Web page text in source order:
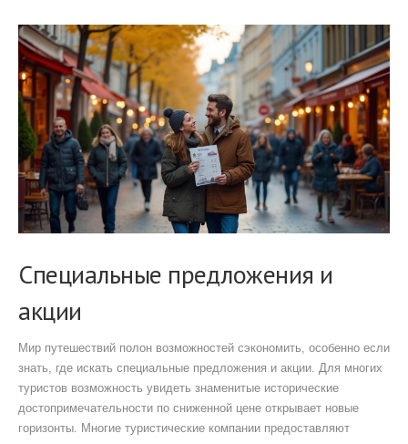
Специальные предложения и
акции
Мир путешествий полон возможностей сэкономить, особенно если
знать, где искать специальные предложения и акции. Для многих
туристов возможность увидеть знаменитые исторические
достопримечательности по сниженной цене открывает новые
горизонты. Многие туристические компании предоставляют